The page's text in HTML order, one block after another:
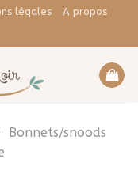
légales
A propos
Bonnets/snoods